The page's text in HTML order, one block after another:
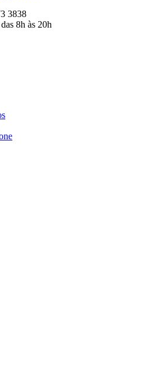
3838
8h às 20h